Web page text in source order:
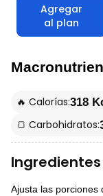
Agregar
al plan
🔥 Calorías:318
🍞 Carbohidratos:
Ingredientes
Ajusta las porciones